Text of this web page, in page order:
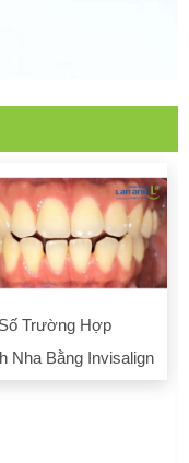
Và Cảm Nhận
Số Bệnh Nhân